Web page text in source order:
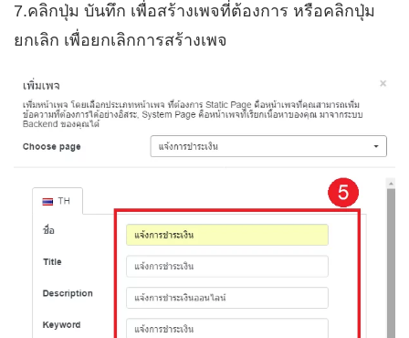
7.คลิกปุ่ม บันทึก เพื่อสร้างเพจที่ต้องการ หรือคลิกปุ่ม
ยกเลิก เพื่อยกเลิกการสร้างเพจ